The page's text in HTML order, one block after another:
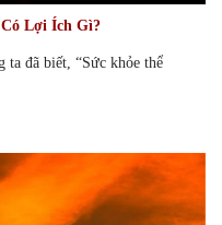
Lợi Ích Gì?
đã biết, “Sức khỏe thể